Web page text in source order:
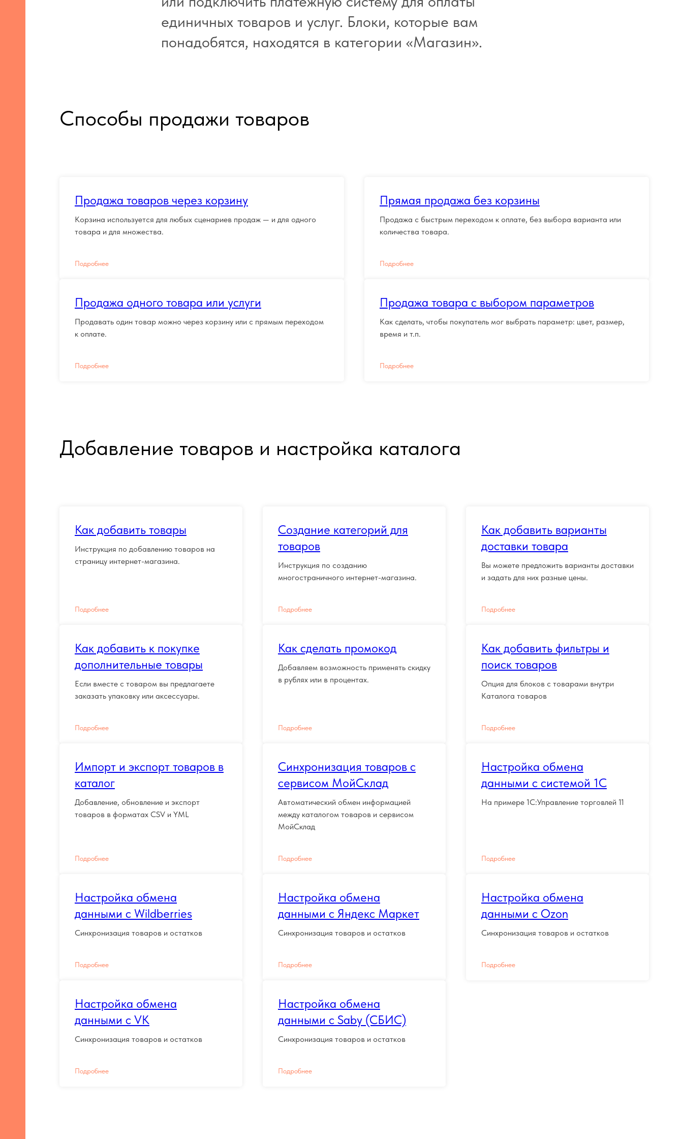
единичных товаров и услуг. Блоки, которые вам
понадобятся, находятся в категории «Магазин».
Способы продажи товаров
Продажа товаров через корзину
Корзина используется для любых сценариев продаж — и для одного
товара и для множества.
Подробнее
Прямая продажа без корзины
Продажа с быстрым переходом к оплате, без выбора варианта или
количества товара.
Подробнее
Продажа одного товара или услуги
Продавать один товар можно через корзину или с прямым переходом
к оплате.
Подробнее
Продажа товара с выбором параметров
Как сделать, чтобы покупатель мог выбрать параметр: цвет, размер,
время и т.п.
Подробнее
Добавление товаров и настройка каталога
Как добавить товары
Инструкция по добавлению товаров на
страницу интернет-магазина.
Подробнее
Создание категорий для
товаров
Инструкция по созданию
многостраничного интернет-магазина.
Подробнее
Как добавить варианты
доставки товара
Вы можете предложить варианты доставки
и задать для них разные цены.
Подробнее
Как добавить к покупке
дополнительные товары
Если вместе с товаром вы предлагаете
заказать упаковку или аксессуары.
Подробнее
Как сделать промокод
Добавляем возможность применять скидку
в рублях или в процентах.
Подробнее
Как добавить фильтры и
поиск товаров
Опция для блоков с товарами внутри
Каталога товаров
Подробнее
Импорт и экспорт товаров в
каталог
Добавление, обновление и экспорт
товаров в форматах CSV и YML
Подробнее
Синхронизация товаров с
сервисом МойСклад
Автоматический обмен информацией
между каталогом товаров и сервисом
МойСклад
Подробнее
Настройка обмена
данными с системой 1С
На примере 1С:Управление торговлей 11
Подробнее
Настройка обмена
данными с Wildberries
Синхронизация товаров и остатков
Подробнее
Настройка обмена
данными с Яндекс Маркет
Синхронизация товаров и остатков
Подробнее
Настройка обмена
данными с Ozon
Синхронизация товаров и остатков
Подробнее
Настройка обмена
данными с VK
Синхронизация товаров и остатков
Подробнее
Настройка обмена
данными с Saby (СБИС)
Синхронизация товаров и остатков
Подробнее